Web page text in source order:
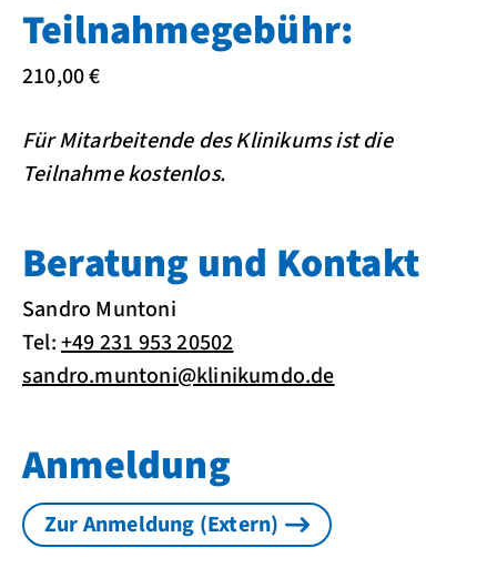
Teilnahmegebühr:
210,00 €
Für Mitarbeitende des Klinikums ist die
Teilnahme kostenlos.
Beratung und Kontakt
Sandro Muntoni
Tel:+49 231 953 20502
sandro.muntoni@klinikumdo.de
Anmeldung
Zur Anmeldung (Extern)